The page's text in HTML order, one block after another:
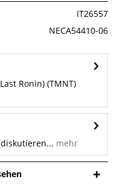
IT26557
NECA54410-06
Ronin) (TMNT)
mehr